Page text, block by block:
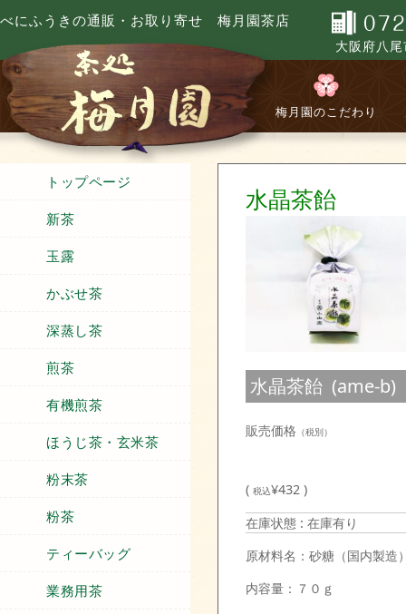
べにふうきの通販・お取り寄せ 梅月園茶店
大阪府八
梅月園のこだわり
トップページ
新茶
玉露
かぶせ茶
深蒸し茶
煎茶
有機煎茶
ほうじ茶・玄米茶
粉末茶
粉茶
ティーバッグ
業務用茶
水晶茶飴
水晶茶飴 (ame-b)
販売価格 （税別）
( 税込¥432 )
在庫状態 : 在庫有り
原材料名：砂糖（国内製造
内容量：７０ｇ